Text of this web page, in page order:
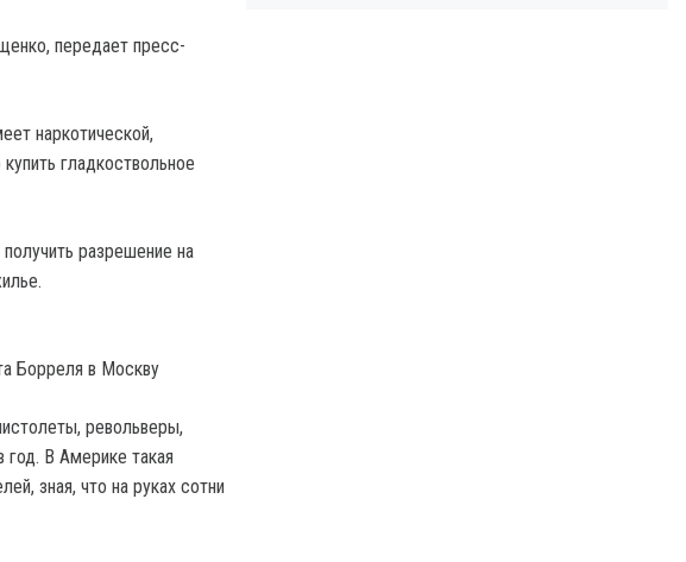
передает пресс-
наркотической,
гладкоствольное
разрешение на
Борреля в Москву
револьверы,
год. В Америке такая
зная, что на руках сотни